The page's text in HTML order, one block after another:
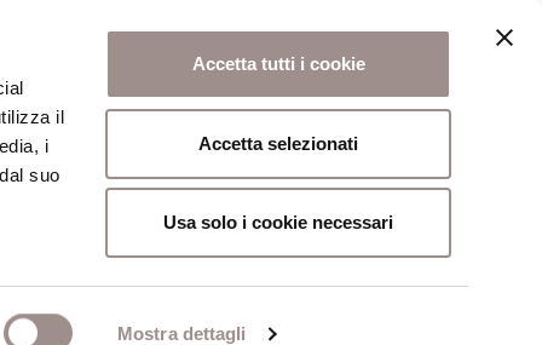
il
i
suo
Mostra dettagli
Accetta tutti i cookie
Accetta selezionati
Usa solo i cookie necessari
Scuola Alti Studi